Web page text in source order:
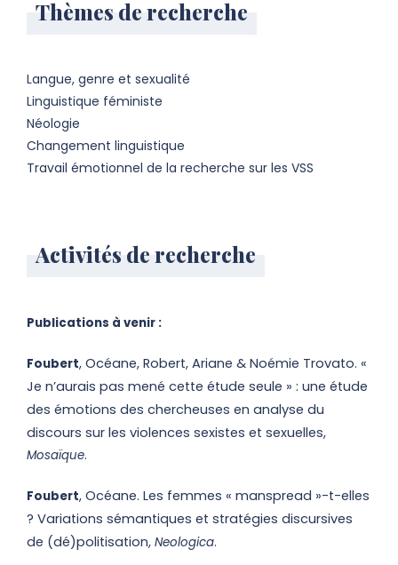
Thèmes de recherche
Langue, genre et sexualité
Linguistique féministe
Néologie
Changement linguistique
Travail émotionnel de la recherche sur les VSS
Activités de recherche
Publications à venir :
Foubert, Océane, Robert, Ariane & Noémie Trovato. «
Je n’aurais pas mené cette étude seule » : une étude
des émotions des chercheuses en analyse du
discours sur les violences sexistes et sexuelles,
Mosaïque.
Foubert, Océane. Les femmes « manspread »-t-elles
? Variations sémantiques et stratégies discursives
de (dé)politisation, Neologica.